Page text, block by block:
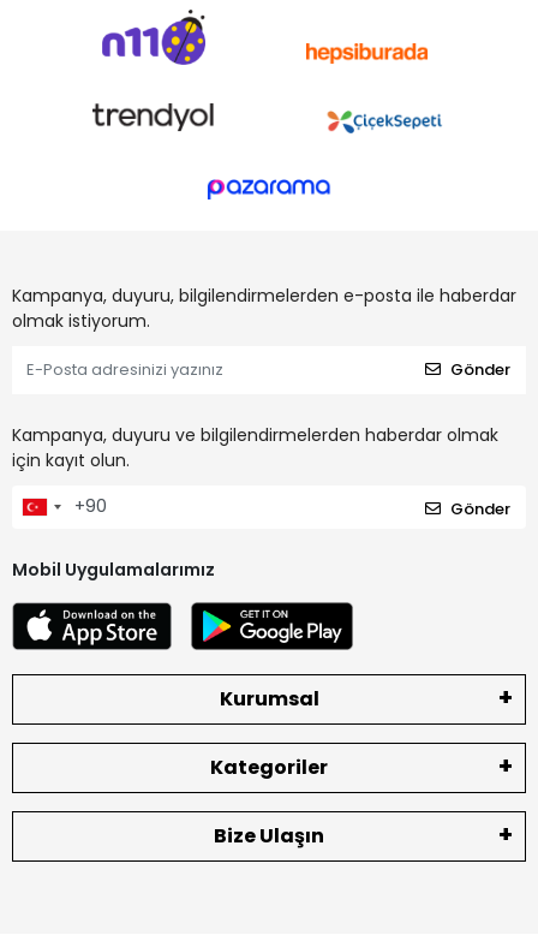
Kampanya, duyuru, bilgilendirmelerden e-posta ile haberdar
olmak istiyorum.
Gönder
Kampanya, duyuru ve bilgilendirmelerden haberdar olmak
için kayıt olun.
Gönder
Mobil Uygulamalarımız
Kurumsal
Kategoriler
Bize Ulaşın